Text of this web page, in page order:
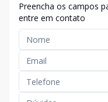
Preencha os campos
entre em contato